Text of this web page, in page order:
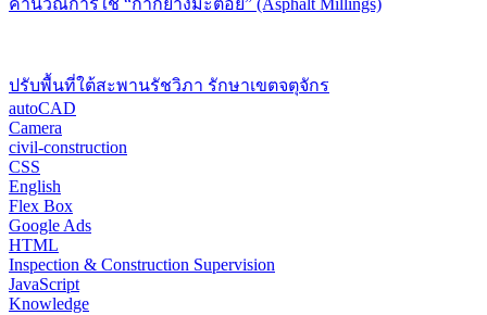
ปรับพื้นที่ใต้สะพานรัชวิภา รักษาเขตจตุจักร
autoCAD
Camera
civil-construction
CSS
English
Flex Box
Google Ads
HTML
Inspection & Construction Supervision
JavaScript
Knowledge